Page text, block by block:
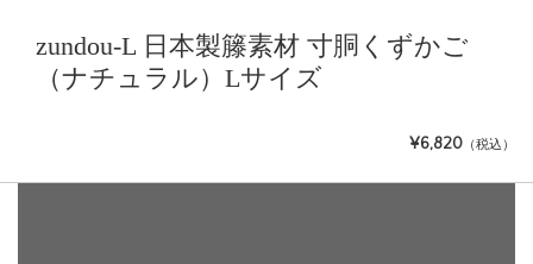
zundou-L 日本製籐素材 寸胴くずかご
（ナチュラル）Lサイズ
¥6,820 （税込）